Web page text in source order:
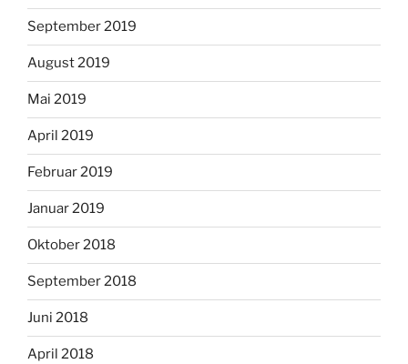
September 2019
August 2019
Mai 2019
April 2019
Februar 2019
Januar 2019
Oktober 2018
September 2018
Juni 2018
April 2018